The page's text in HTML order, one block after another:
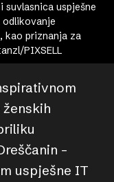
suvlasnica uspješne
kao priznanja za
PIXSELL
–
uspješne IT